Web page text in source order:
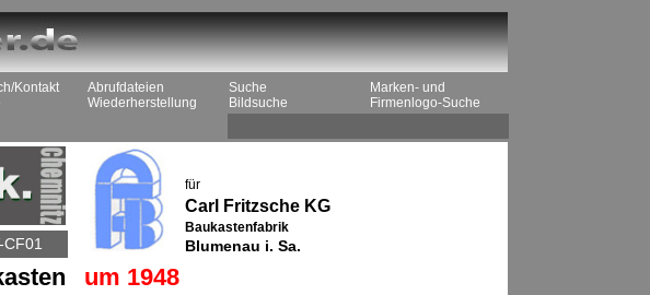
Kontakt
Abrufdateien
Wiederherstellung
Suche
Bildsuche
Marken- und
Firmenlogo-Suche
CF01
für
Carl Fritzsche KG
Baukastenfabrik
Blumenau i. Sa.
um 1948